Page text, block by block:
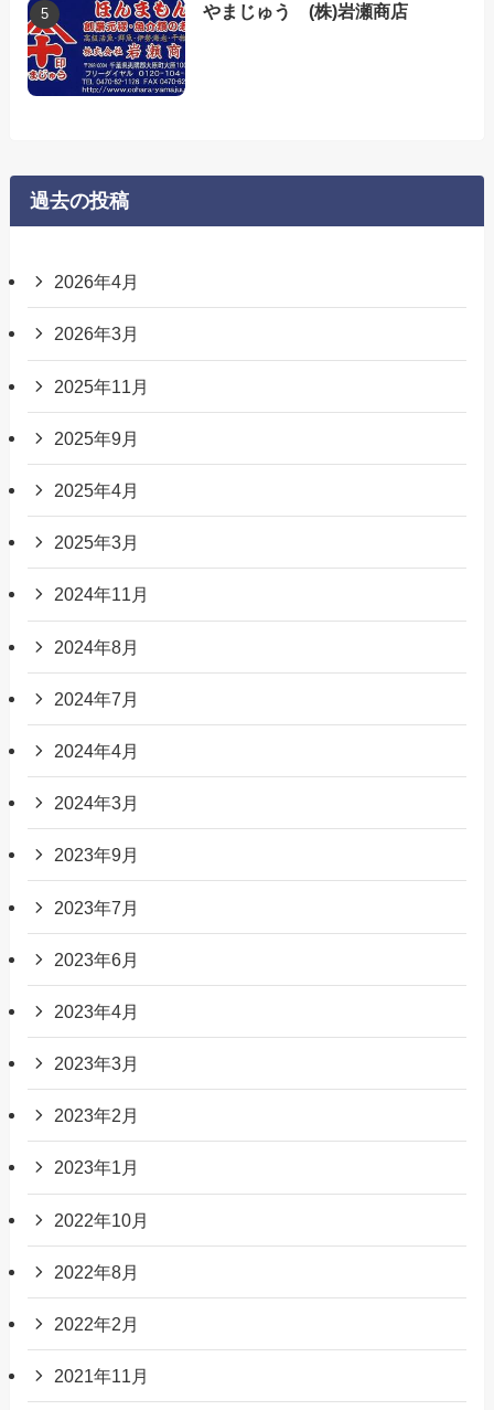
やまじゅう (株)岩瀬商店
過去の投稿
2026年4月
2026年3月
2025年11月
2025年9月
2025年4月
2025年3月
2024年11月
2024年8月
2024年7月
2024年4月
2024年3月
2023年9月
2023年7月
2023年6月
2023年4月
2023年3月
2023年2月
2023年1月
2022年10月
2022年8月
2022年2月
2021年11月